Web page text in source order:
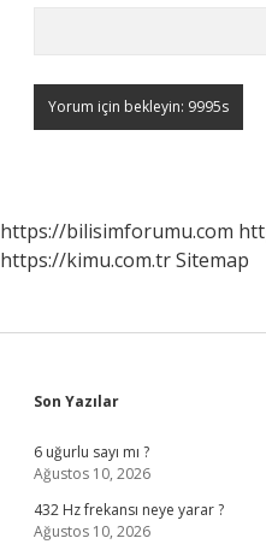
https://bilisimforumu.com
https://kimu.com.trSitemap
Sidebar
Son Yazılar
6 uğurlu sayı mı ?
Ağustos 10, 2026
432 Hz frekansı neye yarar ?
Ağustos 10, 2026